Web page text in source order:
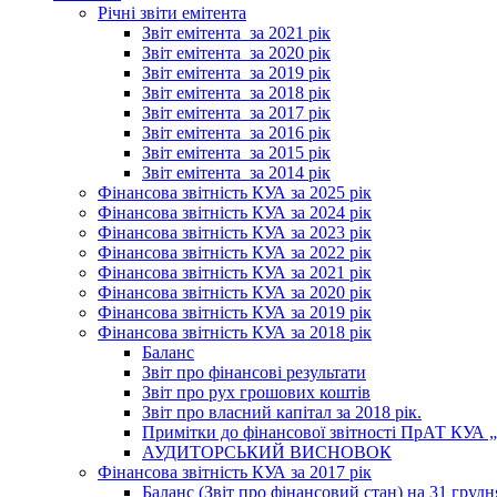
Річні звіти емітента
Звіт емітента_за 2021 рік
Звіт емітента_за 2020 рік
Звіт емітента_за 2019 рік
Звіт емітента_за 2018 рік
Звіт емітента_за 2017 рік
Звіт емітента_за 2016 рік
Звіт емітента_за 2015 рік
Звіт емітента_за 2014 рік
Фінансова звітність КУА за 2025 рік
Фінансова звітність КУА за 2024 рік
Фінансова звітність КУА за 2023 рік
Фінансова звітність КУА за 2022 рік
Фінансова звітність КУА за 2021 рік
Фінансова звітність КУА за 2020 рік
Фінансова звітність КУА за 2019 рік
Фінансова звітність КУА за 2018 рік
Баланс
Звіт про фінансові результати
Звіт про рух грошових коштів
Звіт про власний капітал за 2018 рік.
Примітки до фінансової звітності ПрАТ КУА
АУДИТОРСЬКИЙ ВИСНОВОК
Фінансова звітність КУА за 2017 рік
Баланс (Звіт про фінансовий стан) на 31